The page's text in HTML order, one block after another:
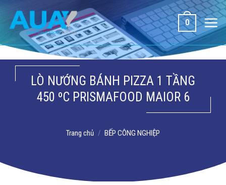
dung
0
LÒ NƯỚNG BÁNH PIZZA 1 TẦNG
450 ºC PRISMAFOOD MAIOR 6
Trang chủ / BẾP CÔNG NGHIỆP